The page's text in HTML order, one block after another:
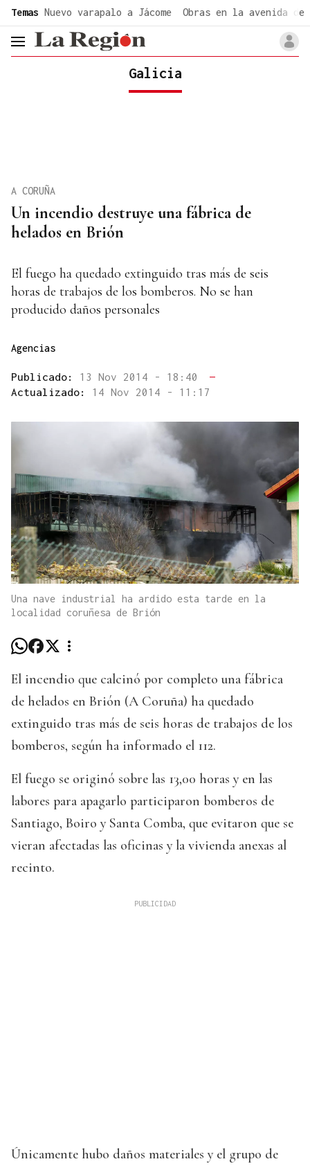
Temas Nuevo varapalo a Jácome Obras en la avenida de
header.menu.open
Galicia
Un incendio destruye una fábrica de
helados en Brión
A CORUÑA
El fuego ha quedado extinguido tras más de seis
horas de trabajos de los bomberos. No se han
producido daños personales
Agencias
Publicado: 13 Nov 2014 - 18:40
—
Actualizado: 14 Nov 2014 - 11:17
Una nave industrial ha ardido esta tarde en la
localidad coruñesa de Brión
El incendio que calcinó por completo una fábrica
de helados en Brión (A Coruña) ha quedado
extinguido tras más de seis horas de trabajos de los
bomberos, según ha informado el 112.
El fuego se originó sobre las 13,00 horas y en las
labores para apagarlo participaron bomberos de
Santiago, Boiro y Santa Comba, que evitaron que se
vieran afectadas las oficinas y la vivienda anexas al
recinto.
Únicamente hubo daños materiales y el grupo de